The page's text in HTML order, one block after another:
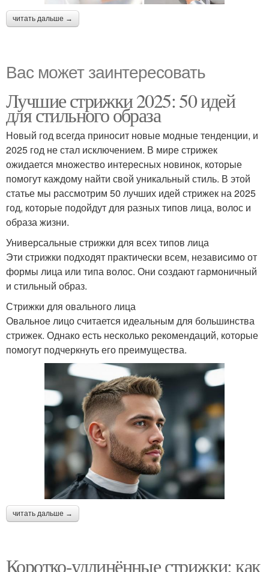
читать дальше →
Вас может заинтересовать
Лучшие стрижки 2025: 50 идей
для стильного образа
Новый год всегда приносит новые модные тенденции, и
2025 год не стал исключением. В мире стрижек
ожидается множество интересных новинок, которые
помогут каждому найти свой уникальный стиль. В этой
статье мы рассмотрим 50 лучших идей стрижек на 2025
год, которые подойдут для разных типов лица, волос и
образа жизни.
Универсальные стрижки для всех типов лица
Эти стрижки подходят практически всем, независимо от
формы лица или типа волос. Они создают гармоничный
и стильный образ.
Стрижки для овального лица
Овальное лицо считается идеальным для большинства
стрижек. Однако есть несколько рекомендаций, которые
помогут подчеркнуть его преимущества.
читать дальше →
Коротко-удлинённые стрижки: как